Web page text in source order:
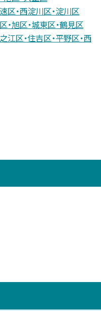
区・西淀川区・淀川区
旭区・城東区・鶴見区
区・住吉区・平野区・西